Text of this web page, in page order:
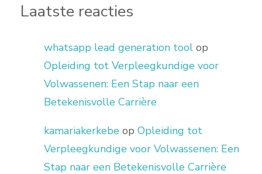
Laatste reacties
whatsapp lead generation tool op
Opleiding tot Verpleegkundige voor
Volwassenen: Een Stap naar een
Betekenisvolle Carrière
kamariakerkebe op Opleiding tot
Verpleegkundige voor Volwassenen: Een
Stap naar een Betekenisvolle Carrière